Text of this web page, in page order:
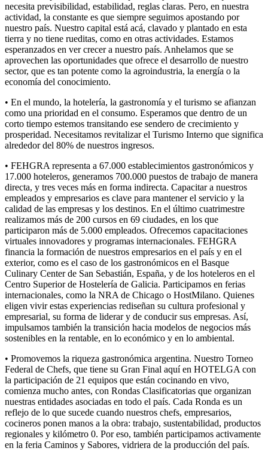
necesita previsibilidad, estabilidad, reglas claras. Pero, en nuestra
actividad, la constante es que siempre seguimos apostando por
nuestro país. Nuestro capital está acá, clavado y plantado en esta
tierra y no tiene rueditas, como en otras actividades. Estamos
esperanzados en ver crecer a nuestro país. Anhelamos que se
aprovechen las oportunidades que ofrece el desarrollo de nuestro
sector, que es tan potente como la agroindustria, la energía o la
economía del conocimiento.
• En el mundo, la hotelería, la gastronomía y el turismo se afianzan
como una prioridad en el consumo. Esperamos que dentro de un
corto tiempo estemos transitando ese sendero de crecimiento y
prosperidad. Necesitamos revitalizar el Turismo Interno que significa
alrededor del 80% de nuestros ingresos.
• FEHGRA representa a 67.000 establecimientos gastronómicos y
17.000 hoteleros, generamos 700.000 puestos de trabajo de manera
directa, y tres veces más en forma indirecta. Capacitar a nuestros
empleados y empresarios es clave para mantener el servicio y la
calidad de las empresas y los destinos. En el último cuatrimestre
realizamos más de 200 cursos en 69 ciudades, en los que
participaron más de 5.000 empleados. Ofrecemos capacitaciones
virtuales innovadores y programas internacionales. FEHGRA
financia la formación de nuestros empresarios en el país y en el
exterior, como es el caso de los gastronómicos en el Basque
Culinary Center de San Sebastián, España, y de los hoteleros en el
Centro Superior de Hostelería de Galicia. Participamos en ferias
internacionales, como la NRA de Chicago o HostMilano. Quienes
eligen vivir estas experiencias rediseñan su cultura profesional y
empresarial, su forma de liderar y de conducir sus empresas. Así,
impulsamos también la transición hacia modelos de negocios más
sostenibles en la rentable, en lo económico y en lo ambiental.
• Promovemos la riqueza gastronómica argentina. Nuestro Torneo
Federal de Chefs, que tiene su Gran Final aquí en HOTELGA con
la participación de 21 equipos que están cocinando en vivo,
comienza mucho antes, con Rondas Clasificatorias que organizan
nuestras entidades asociadas en todo el país. Cada Ronda es un
reflejo de lo que sucede cuando nuestros chefs, empresarios,
cocineros ponen manos a la obra: trabajo, sustentabilidad, productos
regionales y kilómetro 0. Por eso, también participamos activamente
en la feria Caminos y Sabores, vidriera de la producción del país.